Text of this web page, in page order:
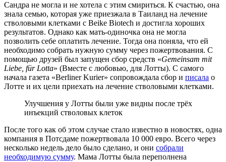
Сандра не могла и не хотела с этим смириться. К счастью, она
знала семью, которая уже приезжала в Таиланд на лечение
стволовыми клетками с Beike Biotech и достигла хороших
результатов. Однако как мать-одиночка она не могла
позволить себе оплатить лечение. Тогда она поняла, что ей
необходимо собрать нужную сумму через пожертвования. С
помощью друзей был запущен сбор средств «Gemeinsam mit
Liebe, für Lotta» (Вместе с любовью, для Лотты). С самого
начала газета «Berliner Kurier» сопровождала сбор и писала о
Лотте и их цели приехать на лечение стволовыми клетками.
Улучшения у Лотты были уже видны после трёх
инъекций стволовых клеток
После того как об этом случае стало известно в новостях, одна
компания в Потсдаме пожертвовала 10 000 евро. Всего через
несколько недель дело было сделано, и они собрали
необходимую сумму. Мама Лотты была переполнена